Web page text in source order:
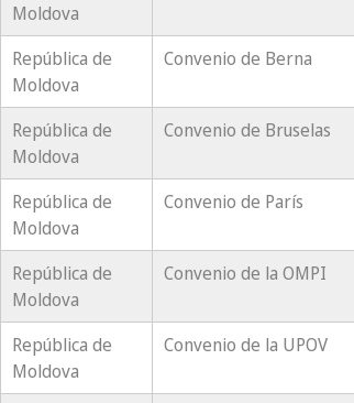
Moldova
República de
Moldova
Convenio de Berna
República de
Moldova
Convenio de Bruselas
República de
Moldova
Convenio de París
República de
Moldova
Convenio de la OMPI
República de
Moldova
Convenio de la UPOV